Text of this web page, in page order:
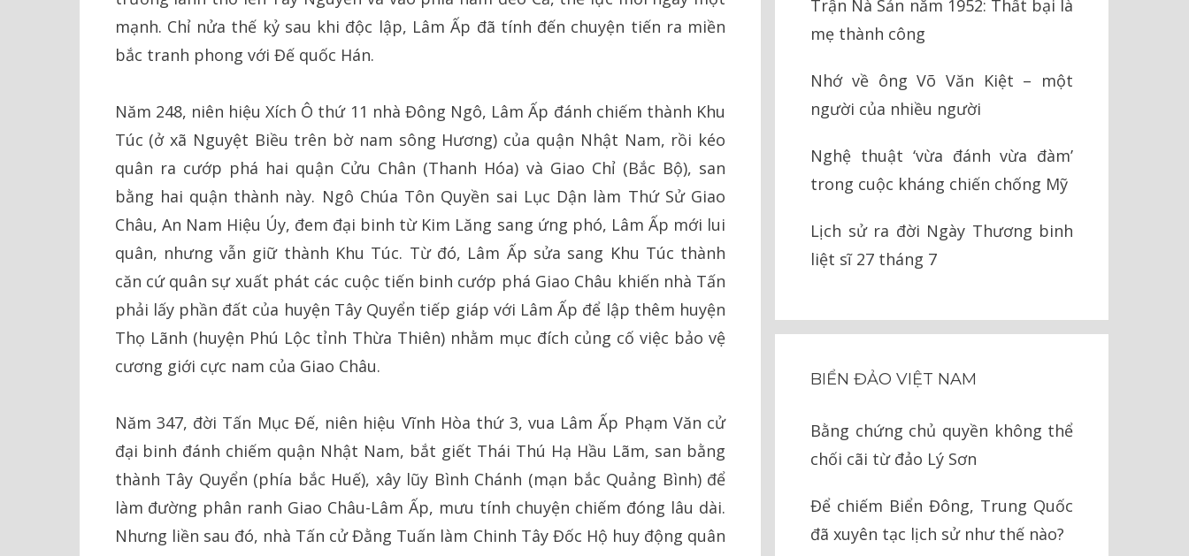
mạnh. Chỉ nửa thế kỷ sau khi độc lập, Lâm Ấp đã tính đến chuyện tiến ra miền
bắc tranh phong với Đế quốc Hán.
Năm 248, niên hiệu Xích Ô thứ 11 nhà Đông Ngô, Lâm Ấp đánh chiếm thành Khu
Túc (ở xã Nguyệt Biều trên bờ nam sông Hương) của quận Nhật Nam, rồi kéo
quân ra cướp phá hai quận Cửu Chân (Thanh Hóa) và Giao Chỉ (Bắc Bộ), san
bằng hai quận thành này. Ngô Chúa Tôn Quyền sai Lục Dận làm Thứ Sử Giao
Châu, An Nam Hiệu Úy, đem đại binh từ Kim Lăng sang ứng phó, Lâm Ấp mới lui
quân, nhưng vẫn giữ thành Khu Túc. Từ đó, Lâm Ấp sửa sang Khu Túc thành
căn cứ quân sự xuất phát các cuộc tiến binh cướp phá Giao Châu khiến nhà Tấn
phải lấy phần đất của huyện Tây Quyển tiếp giáp với Lâm Ấp để lập thêm huyện
Thọ Lãnh (huyện Phú Lộc tỉnh Thừa Thiên) nhằm mục đích củng cố việc bảo vệ
cương giới cực nam của Giao Châu.
Năm 347, đời Tấn Mục Đế, niên hiệu Vĩnh Hòa thứ 3, vua Lâm Ấp Phạm Văn cử
đại binh đánh chiếm quận Nhật Nam, bắt giết Thái Thú Hạ Hầu Lãm, san bằng
thành Tây Quyển (phía bắc Huế), xây lũy Bình Chánh (mạn bắc Quảng Bình) để
làm đường phân ranh Giao Châu-Lâm Ấp, mưu tính chuyện chiếm đóng lâu dài.
Nhưng liền sau đó, nhà Tấn cử Đằng Tuấn làm Chinh Tây Đốc Hộ huy động quân
Trận Nà Sản năm 1952: Thất bại là
mẹ thành công
Nhớ về ông Võ Văn Kiệt – một
người của nhiều người
Nghệ thuật ‘vừa đánh vừa đàm’
trong cuộc kháng chiến chống Mỹ
Lịch sử ra đời Ngày Thương binh
liệt sĩ 27 tháng 7
BIỂN ĐẢO VIỆT NAM
Bằng chứng chủ quyền không thể
chối cãi từ đảo Lý Sơn
Để chiếm Biển Đông, Trung Quốc
đã xuyên tạc lịch sử như thế nào?